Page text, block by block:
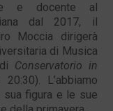
e docente al
dal 2017, il
Moccia dirigerà
di Musica
Conservatorio in
L’abbiamo
sua figura e le sue